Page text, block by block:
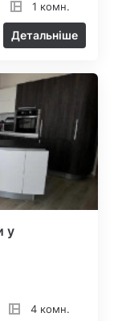
1 комн.
Детальніше
у
4 комн.